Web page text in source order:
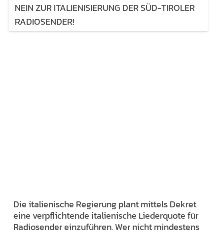
NEIN ZUR ITALIENISIERUNG DER SÜD-TIROLER
RADIOSENDER!
Die italienische Regierung plant mittels Dekret
eine verpflichtende italienische Liederquote für
Radiosender einzuführen. Wer nicht mindestens